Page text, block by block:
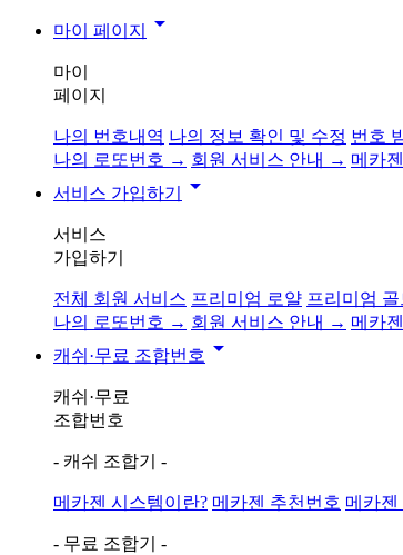
마이 페이지 arrow_drop_down
마이
페이지
나의 번호내역 나의 정보 확인 및 수정 번호
나의 로또번호 → 회원 서비스 안내 → 메카
서비스 가입하기
arrow_drop_down
서비스
가입하기
전체 회원 서비스 프리미엄 로얄 프리미엄 골
나의 로또번호 → 회원 서비스 안내 → 메카
캐쉬·무료 조합번호 arrow_drop_down
캐쉬·무료
조합번호
- 캐쉬 조합기 -
메카젠 시스템이란? 메카젠 추천번호 메카젠
- 무료 조합기 -